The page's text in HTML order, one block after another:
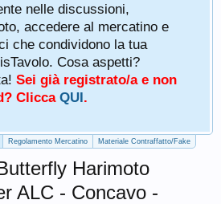
nelle discussioni,
accedere al mercatino e
che condividono la tua
Cosa aspetti?
Sei già registrato/a e non
Clicca QUI.
Regolamento Mercatino Materiale Contraffatto/Fake
Harimoto
ALC - Concavo -